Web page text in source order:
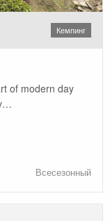
Кемпинг
of modern day
Всесезонный